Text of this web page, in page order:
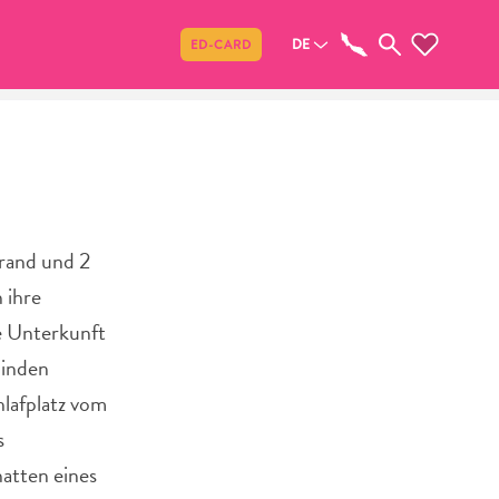
ED-CARD DE
und 2
ihre
Unterkunft
vom
eines
Teilen